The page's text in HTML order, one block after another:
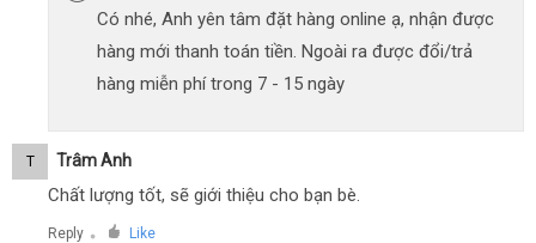
Có nhé, Anh yên tâm đặt hàng online ạ, nhận được
hàng mới thanh toán tiền. Ngoài ra được đổi/trả
hàng miễn phí trong 7 - 15 ngày
T Trâm Anh
Chất lượng tốt, sẽ giới thiệu cho bạn bè.
Reply ● Like